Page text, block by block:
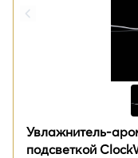
Увлажнитель-
подсветкой